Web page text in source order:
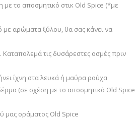
το αποσμητικό στικ Old Spice (*με
αρώματα ξύλου, θα σας κάνει να
τις δυσάρεστες οσμές πριν
ίχνη στα λευκά ή μαύρα ρούχα
(σε σχέση με το αποσμητικό Old Spice
μας οράματος Old Spice